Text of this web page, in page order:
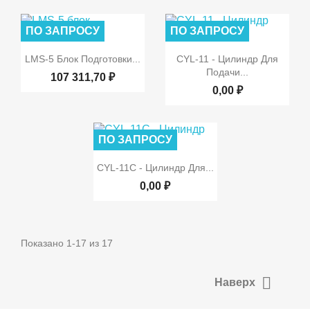
 Быстрый просмотр
LMS-5 Блок Подготовки...
107 311,70 ₽
ПО ЗАПРОСУ
 Быстрый просмотр
CYL-11 - Цилиндр Для
Подачи...
0,00 ₽
ПО ЗАПРОСУ
 Быстрый просмотр
CYL-11С - Цилиндр Для...
0,00 ₽
ПО ЗАПРОСУ
Показано 1-17 из 17
Наверх 